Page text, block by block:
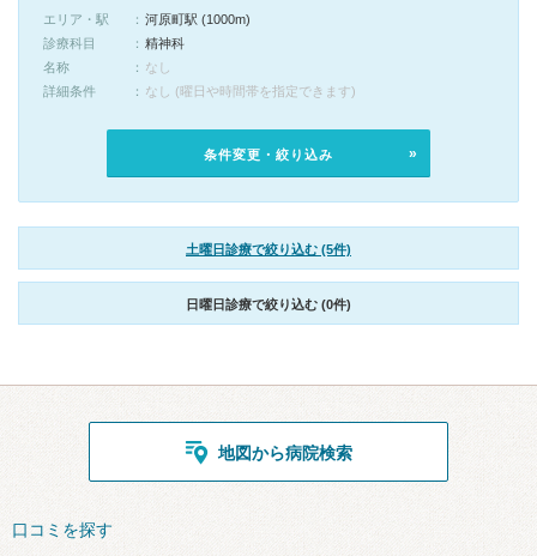
エリア・駅
河原町駅 (1000m)
診療科目
精神科
名称
なし
詳細条件
なし (曜日や時間帯を指定できます)
条件変更・絞り込み
土曜日診療で絞り込む (5件)
日曜日診療で絞り込む (0件)
地図から病院検索
口コミを探す